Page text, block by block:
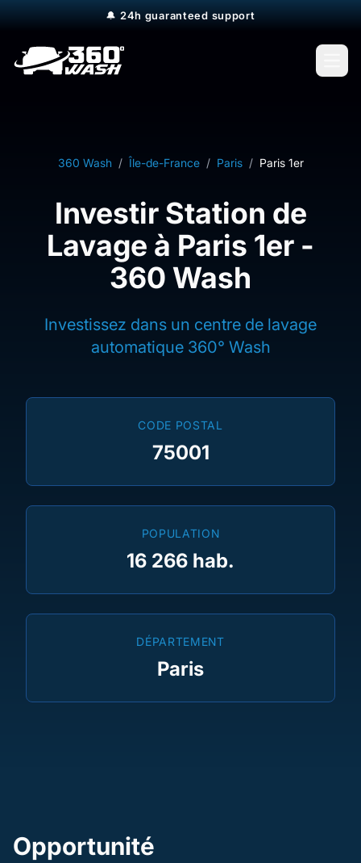
🔔 24h guaranteed support
360 Wash / Île-de-France / Paris / Paris 1er
Investir Station de
Lavage à Paris 1er -
360 Wash
Investissez dans un centre de lavage
automatique 360° Wash
CODE POSTAL
75001
POPULATION
16 266 hab.
DÉPARTEMENT
Paris
Opportunité